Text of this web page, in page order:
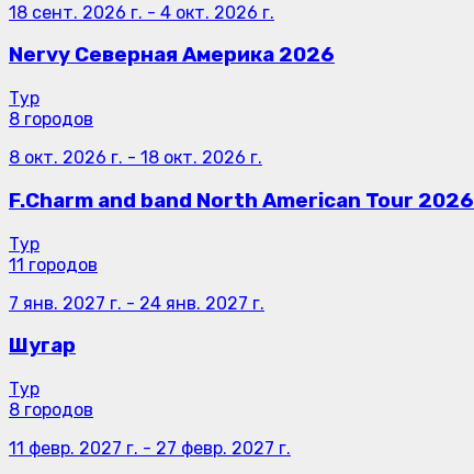
18 сент. 2026 г. - 4 окт. 2026 г.
Nervy Северная Америка 2026
Тур
8 городов
8 окт. 2026 г. - 18 окт. 2026 г.
F.Charm and band North American Tour 2026
Тур
11 городов
7 янв. 2027 г. - 24 янв. 2027 г.
Шугар
Тур
8 городов
11 февр. 2027 г. - 27 февр. 2027 г.